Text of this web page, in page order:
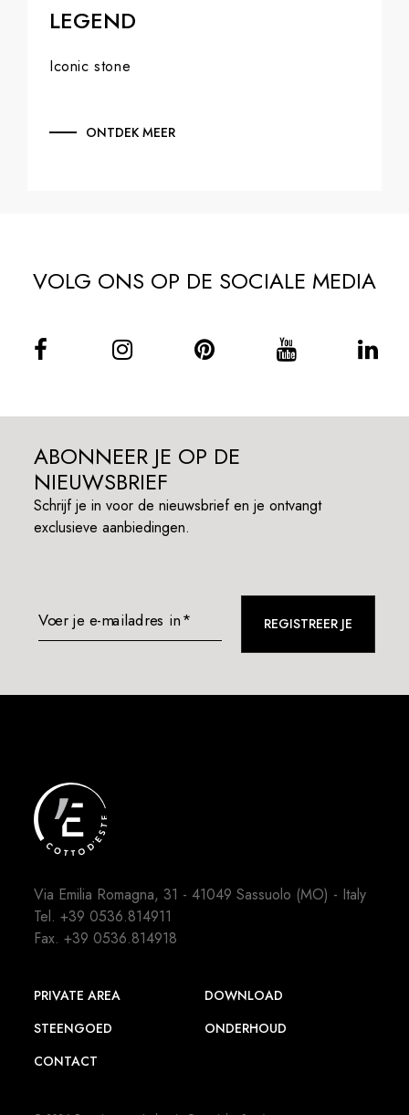
LEGEND
Iconic stone
ONTDEK MEER
VOLG ONS OP DE SOCIALE MEDIA
ABONNEER JE OP DE
NIEUWSBRIEF
Schrijf je in voor de nieuwsbrief en je ontvangt
exclusieve aanbiedingen.
Voer je e-mailadres in* REGISTREER JE
Via Emilia Romagna, 31 - 41049 Sassuolo (MO) - Italy
Tel.+39 0536.814911
Fax. +39 0536.814918
PRIVATE AREA
DOWNLOAD
STEENGOED
ONDERHOUD
CONTACT